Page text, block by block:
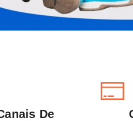
De